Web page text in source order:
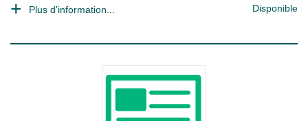
Plus d'information... Disponible